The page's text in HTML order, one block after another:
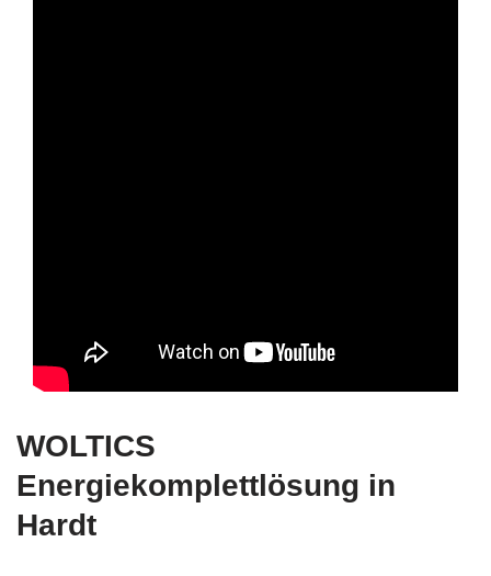
WOLTICS
Energiekomplettlösung in
Hardt